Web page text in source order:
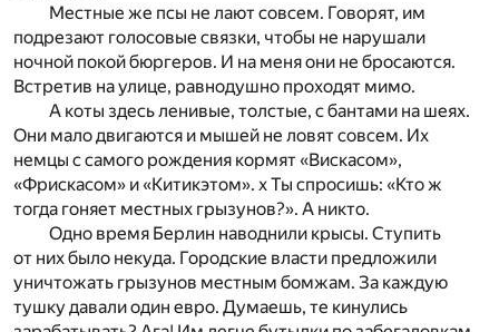
Местные же псы не лают совсем. Говорят, им
подрезают голосовые связки, чтобы не нарушали
ночной покой бюргеров. И на меня они не бросаются.
Встретив на улице, равнодушно проходят мимо.
А коты здесь ленивые, толстые, с бантами на шеях.
Они мало двигаются и мышей не ловят совсем. Их
немцы c самого рождения кормят «Вискасом»,
«Фрискасом» и «Китикэтом». х Ты спросишь: «Кто ж
тогда гоняет местных грызунов?». А никто.
Одно время Берлин наводнили крысы. Ступить
от них было некуда. Городские власти предложили
уничтожать грызунов местным бомжам. За каждую
тушку давали один евро. Думаешь, те кинулись